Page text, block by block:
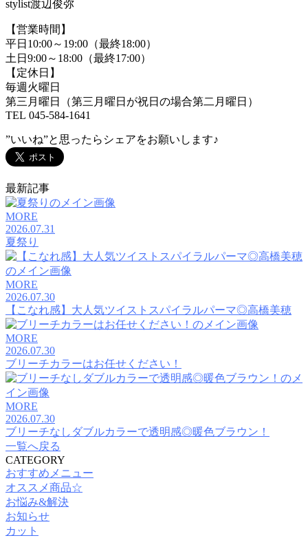
stylist渡辺俊弥
【営業時間】
平日10:00～19:00（最終18:00）
土日9:00～18:00（最終17:00）
【定休日】
毎週火曜日
第三月曜日（第三月曜日が祝日の場合第二月曜日）
TEL 045-584-1641
”いいね”と思ったらシェアをお願いします♪
最新記事
MORE
2026.07.31
夏祭り
MORE
2026.07.30
【こなれ感】大人気ツイストスパイラルパーマ◎高橋美穂
MORE
2026.07.30
ブリーチカラーはお任せください！
MORE
2026.07.30
ブリーチなしダブルカラーで透明感◎暖色ブラウン！
一覧へ戻る
CATEGORY
おすすめメニュー
オススメ商品☆
お悩み&解決
お知らせ
カット